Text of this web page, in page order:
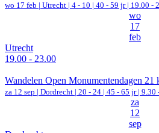
wo 17 feb | Utrecht | 4 - 10 | 40 - 59 jr | 19.00 -
wo
17
feb
Utrecht
19.00 - 23.00
Wandelen Open Monumentendagen 21
za 12 sep | Dordrecht | 20 - 24 | 45 - 65 jr | 9.30
za
12
sep